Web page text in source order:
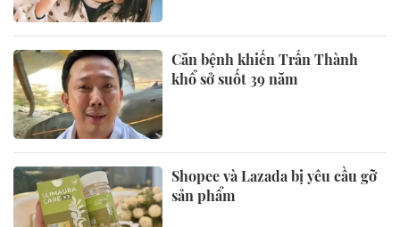
Căn bệnh khiến Trấn Thành
khổ sở suốt 39 năm
Shopee và Lazada bị yêu cầu gỡ
sản phẩm